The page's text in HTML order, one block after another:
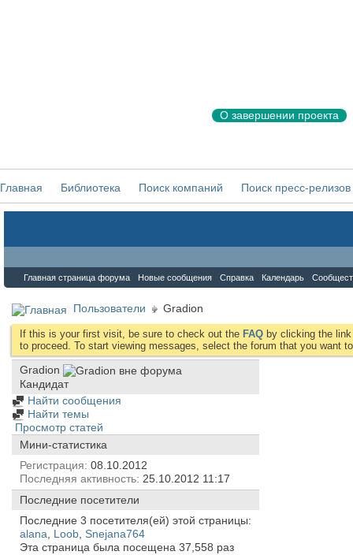
О завершении проекта
Главная Библиотека Поиск компаний Поиск пресс-релизов
Главная страница форума Новые сообщения Справка Календарь
Пользователи Gradion
If this is your first visit, be sure to check out the FAQ by clicking the
to proceed. To start viewing messages, select the forum that you want
Gradion
Кандидат
Найти сообщения
Найти темы
Просмотр статей
Мини-статистика
Регистрация 08.10.2012
Последняя активность 25.10.2012 11:17
Последние посетители
Последние 3 посетителя(ей) этой страницы:
alana
Loob Snejana764
Эта страница была посещена 37,558 раз